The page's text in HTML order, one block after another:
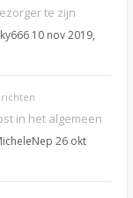
te zijn
10 nov 2019,
in het algemeen
26 okt